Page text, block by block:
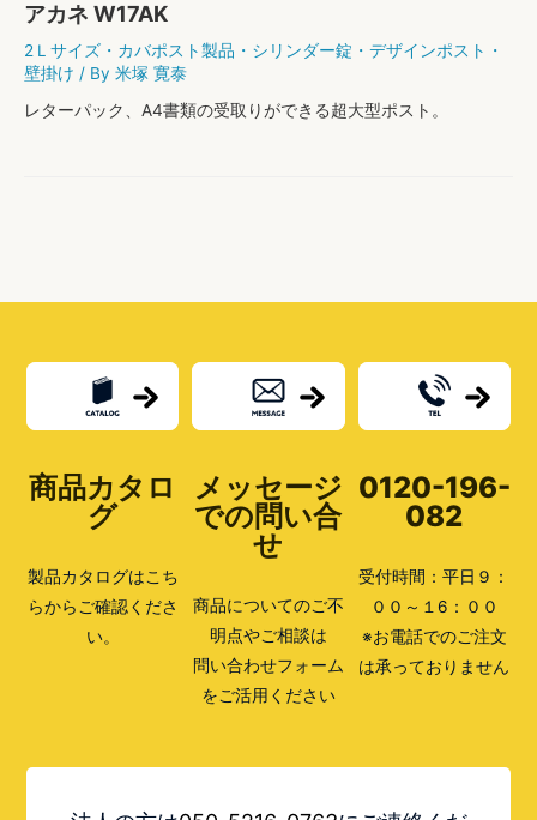
アカネ W17AK
2Ｌサイズ ・ カバポスト製品 ・ シリンダー錠 ・ デザインポスト ・
壁掛け / By 米塚 寛泰
レターパック、A4書類の受取りができる超大型ポスト。
商品カタロ
グ
製品カタログはこち
らからご確認くださ
い。
メッセージ
での問い合
せ
商品についてのご不
明点やご相談は
問い合わせフォーム
をご活用ください
0120-196-
082
受付時間：平日９：
００～１6：００
※お電話でのご注文
は承っておりません